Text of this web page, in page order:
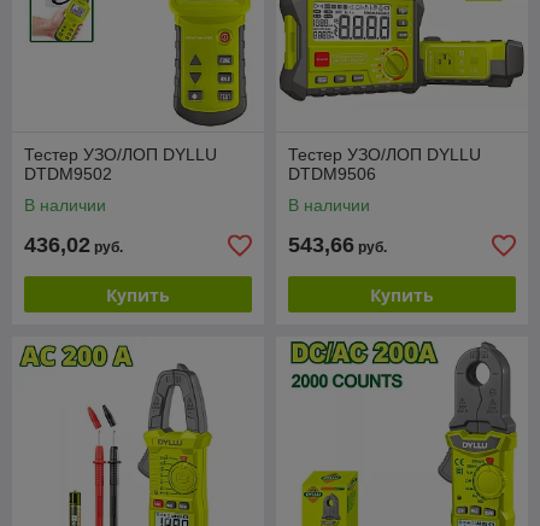
Тестер УЗО/ЛОП DYLLU
DTDM9502
В наличии
436,02 руб.
Купить
Тестер УЗО/ЛОП DYLLU
DTDM9506
В наличии
543,66 руб.
Купить